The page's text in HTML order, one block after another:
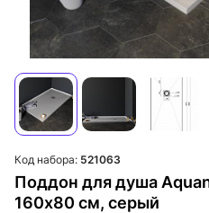
Поддон для душа
160х80 см, серый
Код набора: 521063